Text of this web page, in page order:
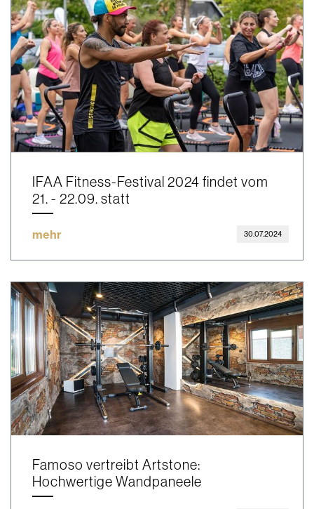
IFAA Fitness-Festival 2024 findet vom
21. - 22.09. statt
mehr 30.07.2024
Famoso vertreibt Artstone:
Hochwertige Wandpaneele